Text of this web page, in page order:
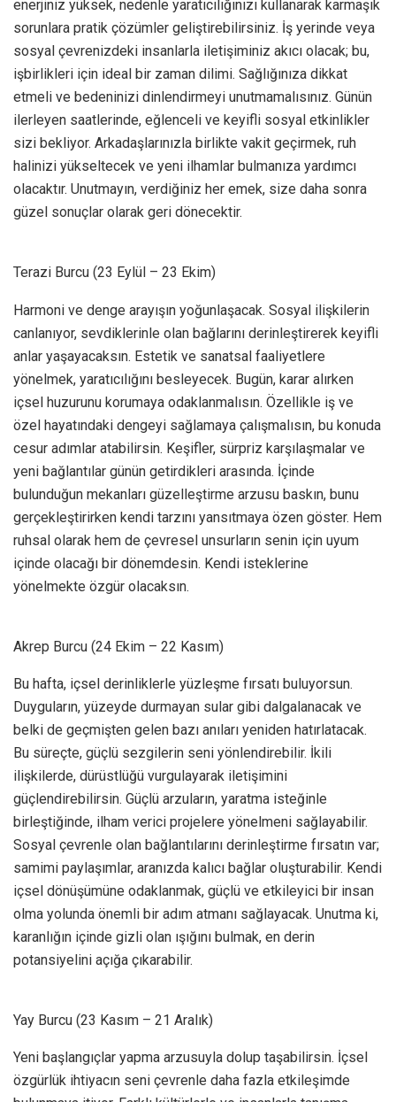
enerjiniz yüksek, nedenle yaratıcılığınızı kullanarak karmaşık
sorunlara pratik çözümler geliştirebilirsiniz. İş yerinde veya
sosyal çevrenizdeki insanlarla iletişiminiz akıcı olacak; bu,
işbirlikleri için ideal bir zaman dilimi. Sağlığınıza dikkat
etmeli ve bedeninizi dinlendirmeyi unutmamalısınız. Günün
ilerleyen saatlerinde, eğlenceli ve keyifli sosyal etkinlikler
sizi bekliyor. Arkadaşlarınızla birlikte vakit geçirmek, ruh
halinizi yükseltecek ve yeni ilhamlar bulmanıza yardımcı
olacaktır. Unutmayın, verdiğiniz her emek, size daha sonra
güzel sonuçlar olarak geri dönecektir.
Terazi Burcu (23 Eylül – 23 Ekim)
Harmoni ve denge arayışın yoğunlaşacak. Sosyal ilişkilerin
canlanıyor, sevdiklerinle olan bağlarını derinleştirerek keyifli
anlar yaşayacaksın. Estetik ve sanatsal faaliyetlere
yönelmek, yaratıcılığını besleyecek. Bugün, karar alırken
içsel huzurunu korumaya odaklanmalısın. Özellikle iş ve
özel hayatındaki dengeyi sağlamaya çalışmalısın, bu konuda
cesur adımlar atabilirsin. Keşifler, sürpriz karşılaşmalar ve
yeni bağlantılar günün getirdikleri arasında. İçinde
bulunduğun mekanları güzelleştirme arzusu baskın, bunu
gerçekleştirirken kendi tarzını yansıtmaya özen göster. Hem
ruhsal olarak hem de çevresel unsurların senin için uyum
içinde olacağı bir dönemdesin. Kendi isteklerine
yönelmekte özgür olacaksın.
Akrep Burcu (24 Ekim – 22 Kasım)
Bu hafta, içsel derinliklerle yüzleşme fırsatı buluyorsun.
Duyguların, yüzeyde durmayan sular gibi dalgalanacak ve
belki de geçmişten gelen bazı anıları yeniden hatırlatacak.
Bu süreçte, güçlü sezgilerin seni yönlendirebilir. İkili
ilişkilerde, dürüstlüğü vurgulayarak iletişimini
güçlendirebilirsin. Güçlü arzuların, yaratma isteğinle
birleştiğinde, ilham verici projelere yönelmeni sağlayabilir.
Sosyal çevrenle olan bağlantılarını derinleştirme fırsatın var;
samimi paylaşımlar, aranızda kalıcı bağlar oluşturabilir. Kendi
içsel dönüşümüne odaklanmak, güçlü ve etkileyici bir insan
olma yolunda önemli bir adım atmanı sağlayacak. Unutma ki,
karanlığın içinde gizli olan ışığını bulmak, en derin
potansiyelini açığa çıkarabilir.
Yay Burcu (23 Kasım – 21 Aralık)
Yeni başlangıçlar yapma arzusuyla dolup taşabilirsin. İçsel
özgürlük ihtiyacın seni çevrenle daha fazla etkileşimde